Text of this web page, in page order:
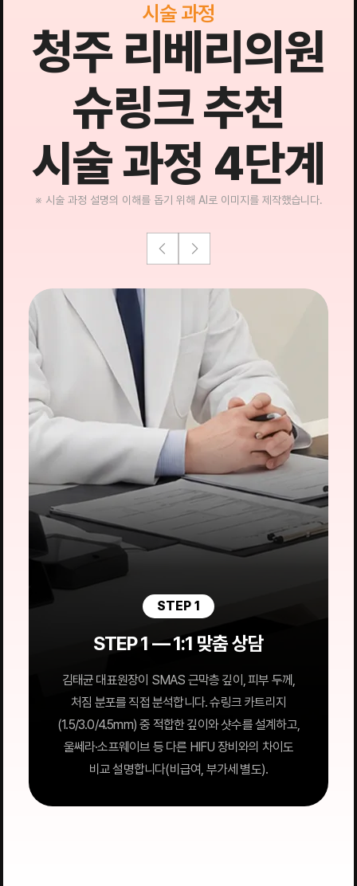
시술 과정
청주 리베리의원
슈링크 추천
시술 과정 4단계
※ 시술 과정 설명의 이해를 돕기 위해 AI로 이미지를 제작했습니다.
STEP 1
STEP 1 — 1:1 맞춤 상담
김태균 대표원장이 SMAS 근막층 깊이, 피부 두께,
처짐 분포를 직접 분석합니다. 슈링크 카트리지
(1.5/3.0/4.5mm) 중 적합한 깊이와 샷수를 설계하고,
울쎄라·소프웨이브 등 다른 HIFU 장비와의 차이도
비교 설명합니다(비급여, 부가세 별도).